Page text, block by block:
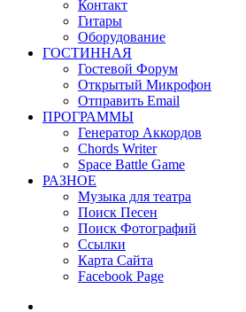
Контакт
Гитары
Оборудование
ГОСТИННАЯ
Гостевой Форум
Открытый Микрофон
Отправить Email
ПРОГРАММЫ
Генератор Аккордов
Chords Writer
Space Battle Game
РАЗНОЕ
Музыка для театра
Поиск Песен
Поиск Фотографий
Ссылки
Карта Сайта
Facebook Page